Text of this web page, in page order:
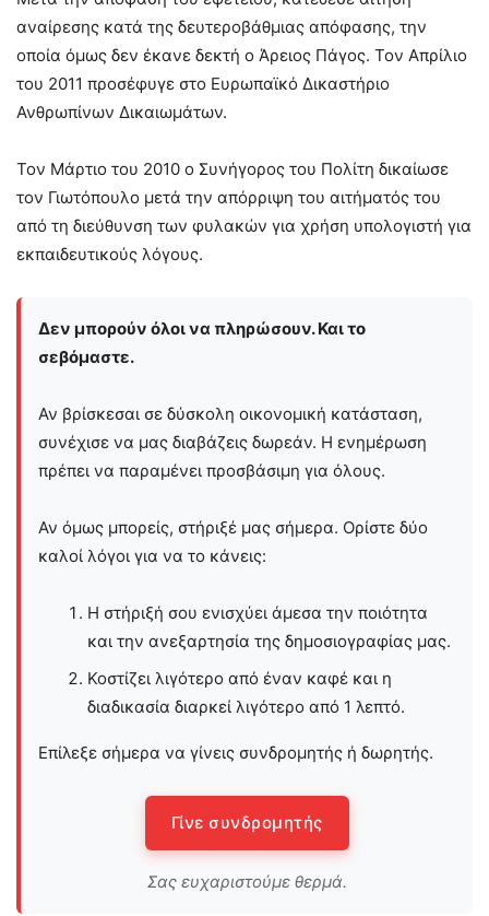
αναίρεσης κατά της δευτεροβάθμιας απόφασης, την
οποία όμως δεν έκανε δεκτή ο Άρειος Πάγος. Τον Απρίλιο
του 2011 προσέφυγε στο Ευρωπαϊκό Δικαστήριο
Ανθρωπίνων Δικαιωμάτων.
Τον Μάρτιο του 2010 ο Συνήγορος του Πολίτη δικαίωσε
τον Γιωτόπουλο μετά την απόρριψη του αιτήματός του
από τη διεύθυνση των φυλακών για χρήση υπολογιστή για
εκπαιδευτικούς λόγους.
Δεν μπορούν όλοι να πληρώσουν. Και το
σεβόμαστε.
Αν βρίσκεσαι σε δύσκολη οικονομική κατάσταση,
συνέχισε να μας διαβάζεις δωρεάν. Η ενημέρωση
πρέπει να παραμένει προσβάσιμη για όλους.
Αν όμως μπορείς, στήριξέ μας σήμερα. Ορίστε δύο
καλοί λόγοι για να το κάνεις:
Η στήριξή σου ενισχύει άμεσα την ποιότητα
και την ανεξαρτησία της δημοσιογραφίας μας.
Κοστίζει λιγότερο από έναν καφέ και η
διαδικασία διαρκεί λιγότερο από 1 λεπτό.
Επίλεξε σήμερα να γίνεις συνδρομητής ή δωρητής.
Γίνε συνδρομητής
Σας ευχαριστούμε θερμά.